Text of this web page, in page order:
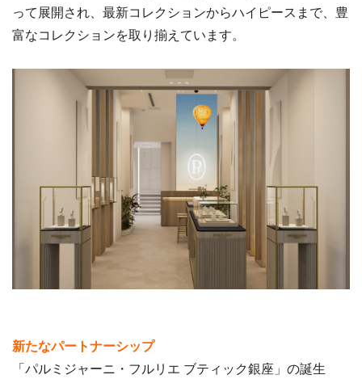
って展開され、最新コレクションからハイピースまで、豊
富なコレクションを取り揃えています。
新たなパートナーシップ
「パルミジャーニ・フルリエ ブティック銀座」の誕生